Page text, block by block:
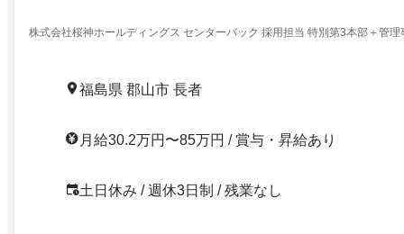
×OSNA業務
株式会社桜神ホールディングス センターバック 採用担当 特別第3本部＋管理
福島県 郡山市 長者
月給30.2万円〜85万円 / 賞与・昇給あり
土日休み / 週休3日制 / 残業なし